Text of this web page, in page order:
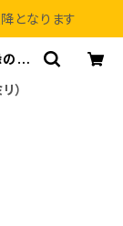
となります
）